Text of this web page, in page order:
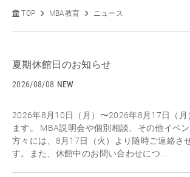
TOP MBA教育 ニュース
夏期休館日のお知らせ
2026/08/08 NEW
2026年8月10日（月）〜2026年8月17日（月
ます。 MBA説明会や個別相談、その他イベ
方々には、8月17日（火）より随時ご連絡さ
す。また、休館中のお問い合わせにつ...